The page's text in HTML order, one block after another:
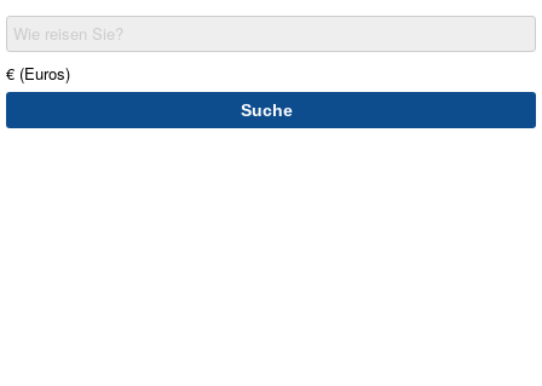
Wie reisen Sie?
€ (Euros)
Suche